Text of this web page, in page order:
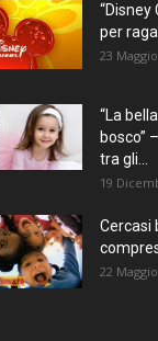
“Disney
per
23
“La
bosco”
tra gli...
19
Cercasi
22